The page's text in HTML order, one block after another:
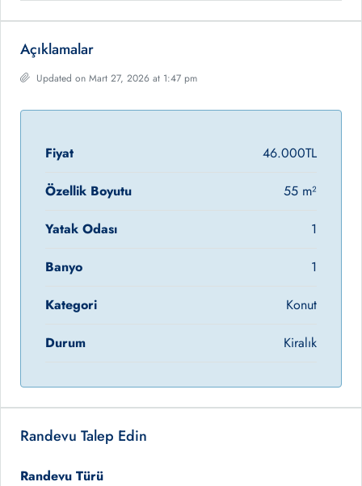
Açıklamalar
Updated on Mart 27, 2026 at 1:47 pm
Fiyat 46.000TL
Özellik Boyutu 55 m²
Yatak Odası 1
Banyo 1
Kategori Konut
Durum Kiralık
Randevu Talep Edin
Randevu Türü